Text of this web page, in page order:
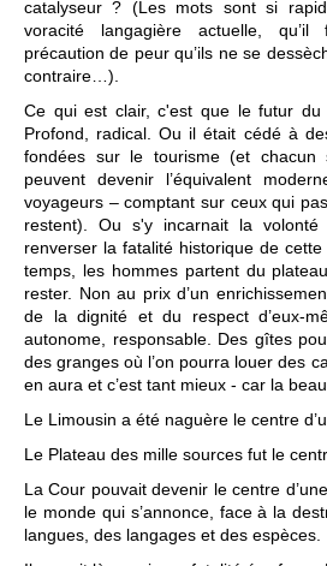
catalyseur ? (Les mots sont si
voracité langagière actuelle,
précaution de peur qu’ils ne se
contraire…).
Ce qui est clair, c'est que le futur du
Profond, radical. Ou il était cédé à
fondées sur le tourisme (et chacun
peuvent devenir l’équivalent
voyageurs – comptant sur ceux qui
restent). Ou s'y incarnait la volonté
renverser la fatalité historique de
temps, les hommes partent du
rester. Non au prix d’un
de la dignité et du respect d’eux-
autonome, responsable. Des gîtes
des granges où l’on pourra louer des
en aura et c’est tant mieux - car la
Le Limousin a été naguère le centre
Le Plateau des mille sources fut le
La Cour pouvait devenir le centre
le monde qui s’annonce, face à la
langues, des langages et des espèces.